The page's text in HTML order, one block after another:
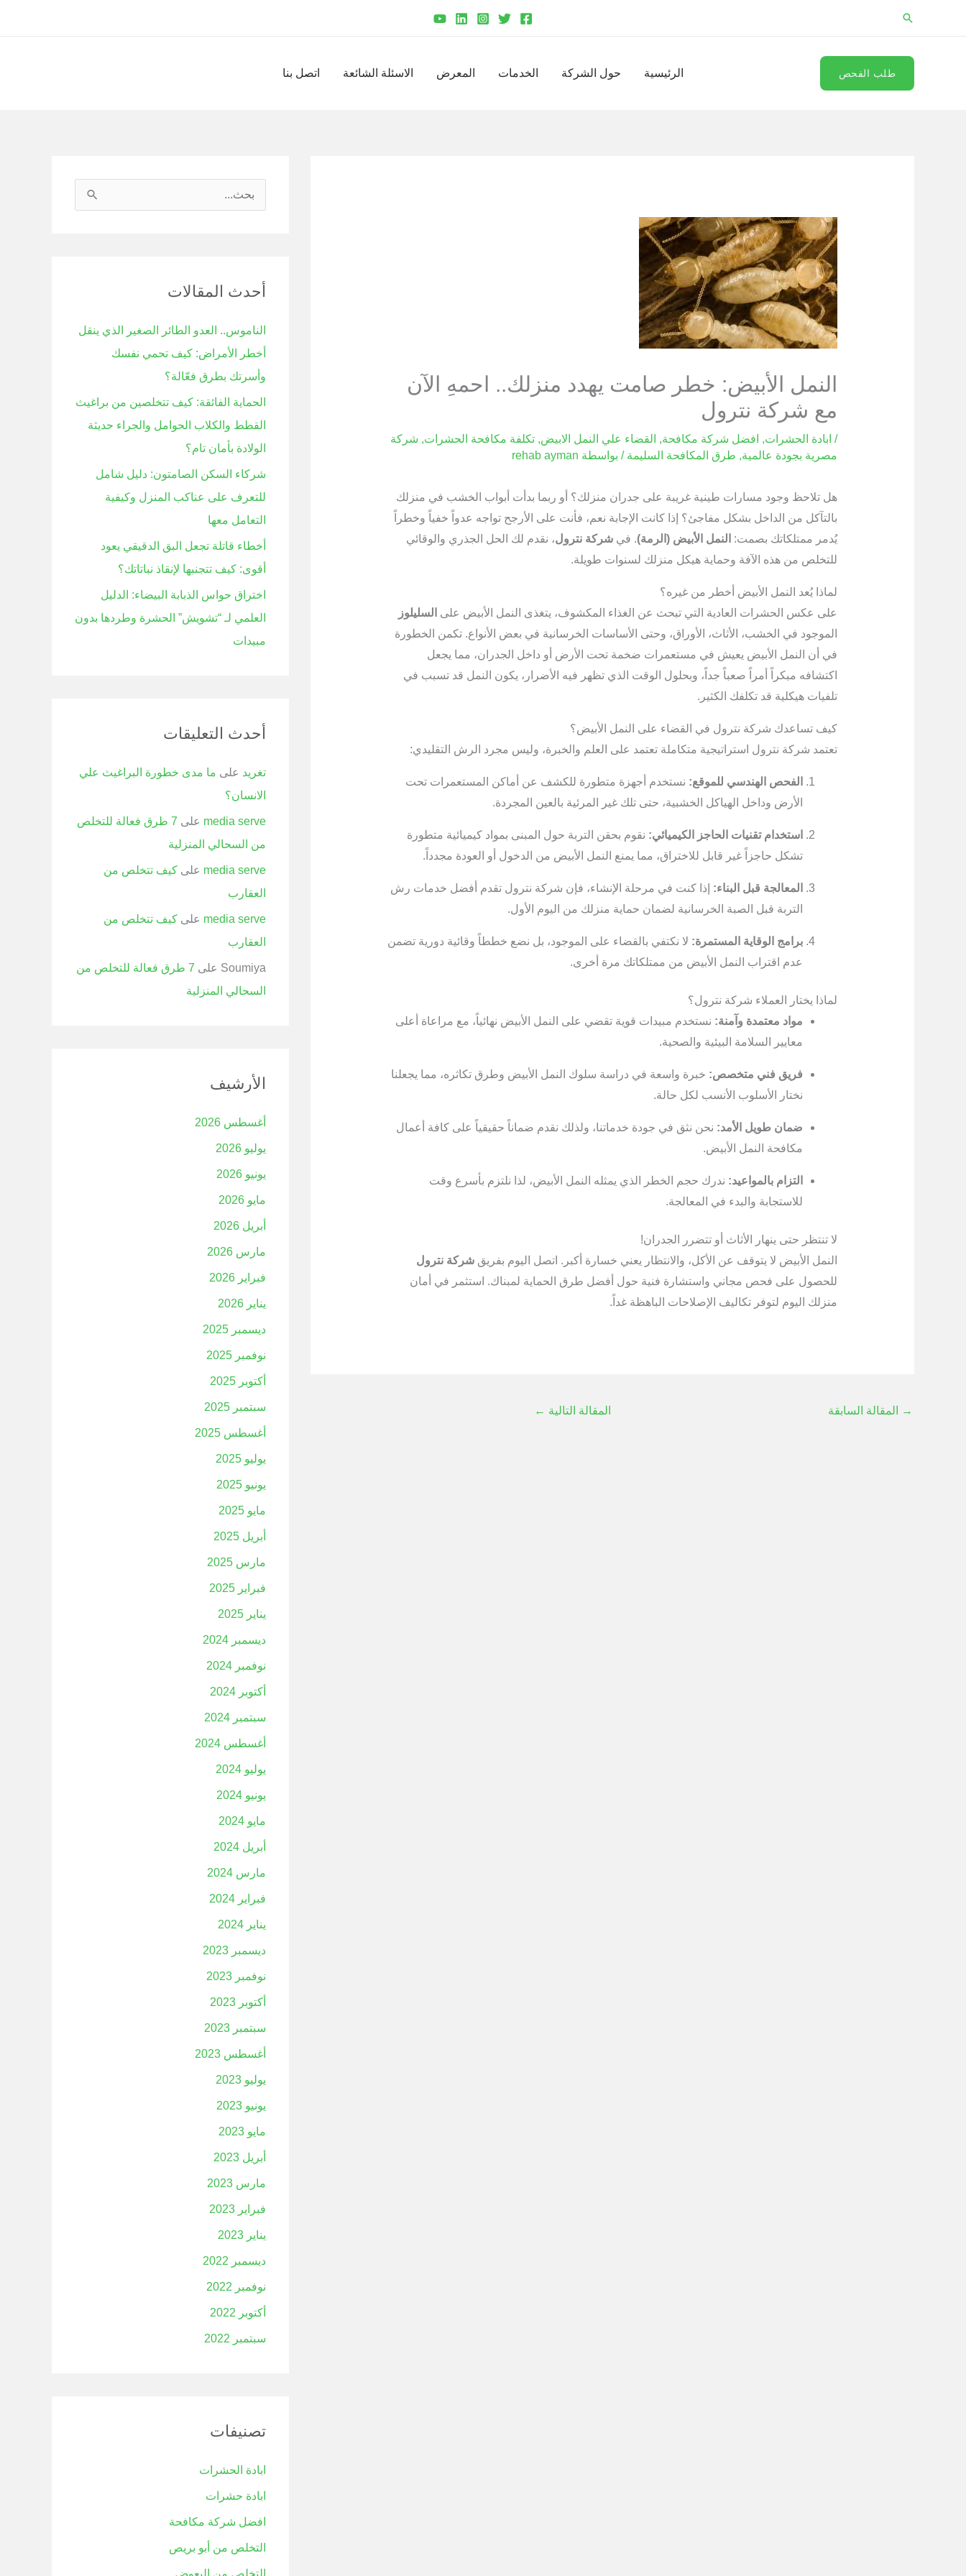
البحث
طلب الفحص الرئيسية حول الشركة الخدمات المعرض الاسئلة الشائعة اتصل بنا
النمل الأبيض: خطر صامت يهدد منزلك.. احمهِ الآن
مع شركة نترول
/ ابادة الحشرات, افضل شركة مكافحة, القضاء علي النمل الابيض, تكلفة مكافحة الحشرات, شركة
مصرية بجودة عالمية, طرق المكافحة السليمة / بواسطة rehab ayman
هل تلاحظ وجود مسارات طينية غريبة على جدران منزلك؟ أو ربما بدأت أبواب الخشب في منزلك
بالتآكل من الداخل بشكل مفاجئ؟ إذا كانت الإجابة نعم، فأنت على الأرجح تواجه عدواً خفياً وخطراً
يُدمر ممتلكاتك بصمت: النمل الأبيض (الرمة). في شركة نترول، نقدم لك الحل الجذري والوقائي
للتخلص من هذه الآفة وحماية هيكل منزلك لسنوات طويلة.
لماذا يُعد النمل الأبيض أخطر من غيره؟
على عكس الحشرات العادية التي تبحث عن الغذاء المكشوف، يتغذى النمل الأبيض على السليلوز
الموجود في الخشب، الأثاث، الأوراق، وحتى الأساسات الخرسانية في بعض الأنواع. تكمن الخطورة
في أن النمل الأبيض يعيش في مستعمرات ضخمة تحت الأرض أو داخل الجدران، مما يجعل
اكتشافه مبكراً أمراً صعباً جداً، وبحلول الوقت الذي تظهر فيه الأضرار، يكون النمل قد تسبب في
تلفيات هيكلية قد تكلفك الكثير.
كيف تساعدك شركة نترول في القضاء على النمل الأبيض؟
تعتمد شركة نترول استراتيجية متكاملة تعتمد على العلم والخبرة، وليس مجرد الرش التقليدي:
الفحص الهندسي للموقع: نستخدم أجهزة متطورة للكشف عن أماكن المستعمرات تحت
الأرض وداخل الهياكل الخشبية، حتى تلك غير المرئية بالعين المجردة.
استخدام تقنيات الحاجز الكيميائي: نقوم بحقن التربة حول المبنى بمواد كيميائية متطورة
تشكل حاجزاً غير قابل للاختراق، مما يمنع النمل الأبيض من الدخول أو العودة مجدداً.
المعالجة قبل البناء: إذا كنت في مرحلة الإنشاء، فإن شركة نترول تقدم أفضل خدمات رش
التربة قبل الصبة الخرسانية لضمان حماية منزلك من اليوم الأول.
برامج الوقاية المستمرة: لا نكتفي بالقضاء على الموجود، بل نضع خططاً وقائية دورية تضمن
عدم اقتراب النمل الأبيض من ممتلكاتك مرة أخرى.
لماذا يختار العملاء شركة نترول؟
مواد معتمدة وآمنة: نستخدم مبيدات قوية تقضي على النمل الأبيض نهائياً، مع مراعاة أعلى
معايير السلامة البيئية والصحية.
فريق فني متخصص: خبرة واسعة في دراسة سلوك النمل الأبيض وطرق تكاثره، مما يجعلنا
نختار الأسلوب الأنسب لكل حالة.
ضمان طويل الأمد: نحن نثق في جودة خدماتنا، ولذلك نقدم ضماناً حقيقياً على كافة أعمال
مكافحة النمل الأبيض.
التزام بالمواعيد: ندرك حجم الخطر الذي يمثله النمل الأبيض، لذا نلتزم بأسرع وقت
للاستجابة والبدء في المعالجة.
لا تنتظر حتى ينهار الأثاث أو تتضرر الجدران!
النمل الأبيض لا يتوقف عن الأكل، والانتظار يعني خسارة أكبر. اتصل اليوم بفريق شركة نترول
للحصول على فحص مجاني واستشارة فنية حول أفضل طرق الحماية لمبناك. استثمر في أمان
منزلك اليوم لتوفر تكاليف الإصلاحات الباهظة غداً.
→ المقالة السابقة المقالة التالية ←
ث
ن
:
أحدث المقالات
الناموس.. العدو الطائر الصغير الذي ينقل
أخطر الأمراض: كيف تحمي نفسك
وأسرتك بطرق فعّالة؟
الحماية الفائقة: كيف تتخلصين من براغيث
القطط والكلاب الحوامل والجراء حديثة
الولادة بأمان تام؟
شركاء السكن الصامتون: دليل شامل
للتعرف على عناكب المنزل وكيفية
التعامل معها
أخطاء قاتلة تجعل البق الدقيقي يعود
أقوى: كيف تتجنبها لإنقاذ نباتاتك؟
اختراق حواس الذبابة البيضاء: الدليل
العلمي لـ “تشويش” الحشرة وطردها بدون
مبيدات
أحدث التعليقات
تغريد على ما مدى خطورة البراغيث علي
الانسان؟
media serve على
7 طرق فعالة للتخلص
من السحالي المنزلية
media serve على كيف تتخلص من
العقارب
media serve على كيف تتخلص من
العقارب
Soumiya على
7 طرق فعالة للتخلص من
السحالي المنزلية
الأرشيف
أغسطس 2026
يوليو 2026
يونيو 2026
مايو 2026
أبريل 2026
مارس 2026
فبراير 2026
يناير 2026
ديسمبر 2025
نوفمبر 2025
أكتوبر 2025
سبتمبر 2025
أغسطس 2025
يوليو 2025
يونيو 2025
مايو 2025
أبريل 2025
مارس 2025
فبراير 2025
يناير 2025
ديسمبر 2024
نوفمبر 2024
أكتوبر 2024
سبتمبر 2024
أغسطس 2024
يوليو 2024
يونيو 2024
مايو 2024
أبريل 2024
مارس 2024
فبراير 2024
يناير 2024
ديسمبر 2023
نوفمبر 2023
أكتوبر 2023
سبتمبر 2023
أغسطس 2023
يوليو 2023
يونيو 2023
مايو 2023
أبريل 2023
مارس 2023
فبراير 2023
يناير 2023
ديسمبر 2022
نوفمبر 2022
أكتوبر 2022
سبتمبر 2022
تصنيفات
ابادة الحشرات
ابادة حشرات
افضل شركة مكافحة
التخلص من أبو بريص
التخلص من البعوض